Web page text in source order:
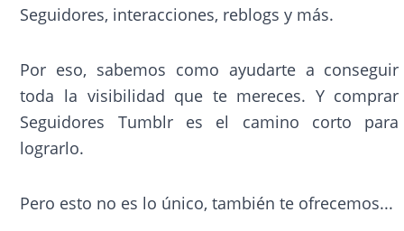
Seguidores, interacciones, reblogs y más.
Por eso, sabemos como ayudarte a conseguir
toda la visibilidad que te mereces. Y comprar
Seguidores Tumblr es el camino corto para
lograrlo.
Pero esto no es lo único, también te ofrecemos...